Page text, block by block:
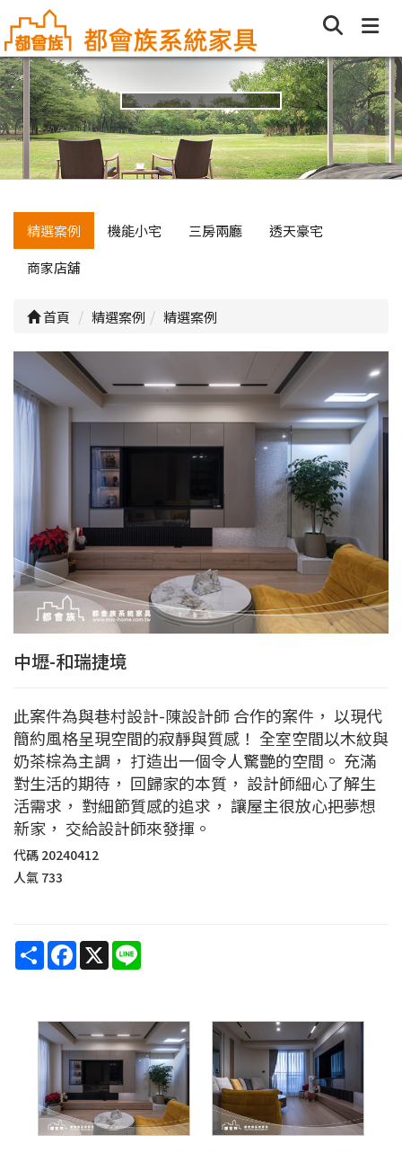
精選案例 機能小宅 三房兩廳
透天豪宅
商家店舖
首頁 精選案例 精選案例
中壢-和瑞捷境
此案件為與巷村設計-陳設計師 合作的案件， 以現代
簡約風格呈現空間的寂靜與質感！ 全室空間以木紋與
奶茶棕為主調， 打造出一個令人驚艷的空間。 充滿
對生活的期待， 回歸家的本質， 設計師細心了解生
活需求， 對細節質感的追求， 讓屋主很放心把夢想
新家， 交給設計師來發揮。
代碼 20240412
人氣 733
ShareFacebook
X